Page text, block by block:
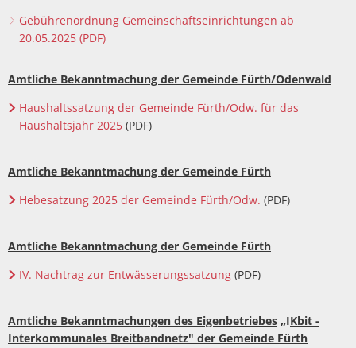
Gebührenordnung Gemeinschaftseinrichtungen ab
20.05.2025 (PDF)
Amtliche Bekanntmachung der Gemeinde Fürth/Odenwald
Haushaltssatzung der Gemeinde Fürth/Odw. für das
Haushaltsjahr 2025 (PDF)
Amtliche Bekanntmachung der Gemeinde Fürth
Hebesatzung 2025 der Gemeinde Fürth/Odw. (PDF)
Amtliche Bekanntmachung der Gemeinde Fürth
IV. Nachtrag zur Entwässerungssatzung(PDF)
Amtliche Bekanntmachungen des Eigenbetriebes „IKbit -
Interkommunales Breitbandnetz" der Gemeinde Fürth